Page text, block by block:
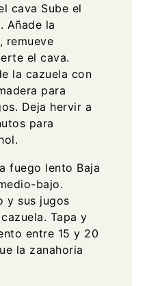
cava Sube el
Añade la
remueve
el cava.
la cazuela con
para
Deja hervir a
para
fuego lento Baja
bajo.
y sus jugos
Tapa y
entre 15 y 20
la zanahoria